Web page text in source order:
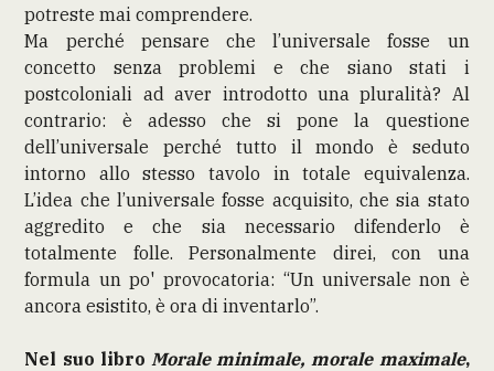
potreste mai comprendere.
Ma perché pensare che l’universale fosse un
concetto senza problemi e che siano stati i
postcoloniali ad aver introdotto una pluralità? Al
contrario: è adesso che si pone la questione
dell’universale perché tutto il mondo è seduto
intorno allo stesso tavolo in totale equivalenza.
L’idea che l’universale fosse acquisito, che sia stato
aggredito e che sia necessario difenderlo è
totalmente folle. Personalmente direi, con una
formula un po' provocatoria: “Un universale non è
ancora esistito, è ora di inventarlo”.
Nel suo libro Morale minimale, morale maximale,